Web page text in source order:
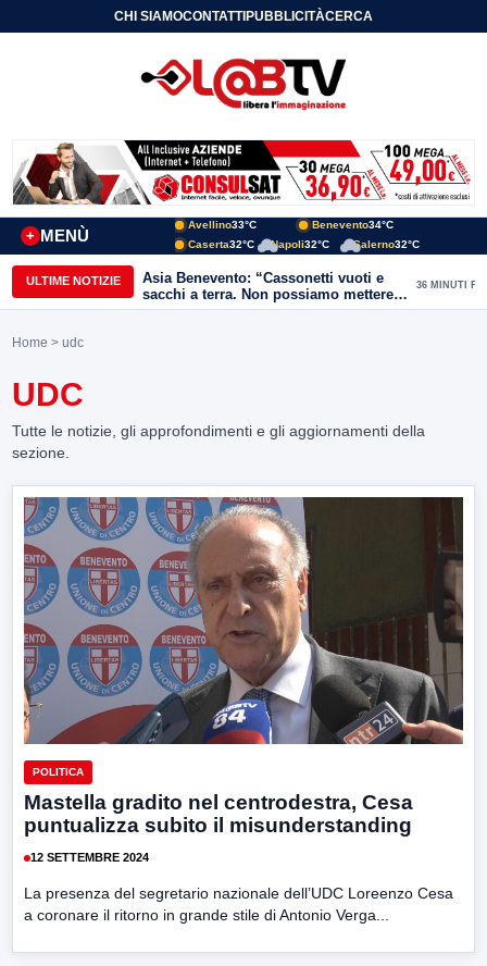
CHI SIAMOCONTATTIPUBBLICITÀCERCA
MENÙ
+
Avellino33°C Benevento34°C
Caserta32°C Napoli32°C Salerno32°C
ULTIME NOTIZIE
Asia Benevento: “Cassonetti vuoti e
sacchi a terra. Non possiamo mettere
una toppa alla mancanza di rispetto”
36 MINUTI FA
Home > udc
UDC
Tutte le notizie, gli approfondimenti e gli aggiornamenti della
sezione.
POLITICA
Mastella gradito nel centrodestra, Cesa
puntualizza subito il misunderstanding
12 SETTEMBRE 2024
La presenza del segretario nazionale dell’UDC Loreenzo Cesa
a coronare il ritorno in grande stile di Antonio Verga...